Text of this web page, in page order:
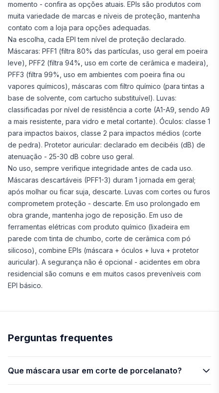
momento - confira as opções atuais. EPIs são produtos com
muita variedade de marcas e níveis de proteção, mantenha
contato com a loja para opções adequadas.
Na escolha, cada EPI tem nível de proteção declarado.
Máscaras: PFF1 (filtra 80% das partículas, uso geral em poeira
leve), PFF2 (filtra 94%, uso em corte de cerâmica e madeira),
PFF3 (filtra 99%, uso em ambientes com poeira fina ou
vapores químicos), máscaras com filtro químico (para tintas a
base de solvente, com cartucho substituível). Luvas:
classificadas por nível de resistência a corte (A1-A9, sendo A9
a mais resistente, para vidro e metal cortante). Óculos: classe 1
para impactos baixos, classe 2 para impactos médios (corte
de pedra). Protetor auricular: declarado em decibéis (dB) de
atenuação - 25-30 dB cobre uso geral.
No uso, sempre verifique integridade antes de cada uso.
Máscaras descartáveis (PFF1-3) duram 1 jornada em geral;
após molhar ou ficar suja, descarte. Luvas com cortes ou furos
comprometem proteção - descarte. Em uso prolongado em
obra grande, mantenha jogo de reposição. Em uso de
ferramentas elétricas com produto químico (lixadeira em
parede com tinta de chumbo, corte de cerâmica com pó
silicoso), combine EPIs (máscara + óculos + luva + protetor
auricular). A segurança não é opcional - acidentes em obra
residencial são comuns e em muitos casos preveníveis com
EPI básico.
Perguntas frequentes
Que máscara usar em corte de porcelanato?